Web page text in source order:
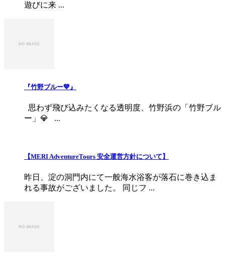
遊びに来 ...
『竹野ブルー💙』
思わず飛び込みたくなる透明度、竹野浜の「竹野ブル
ー」💎 ...
【MERI AdventureTours 安全運営方針について】
昨日、淀の洞門内にて一般海水浴客が落石に巻き込ま
れる事故がございました。 同じフ ...